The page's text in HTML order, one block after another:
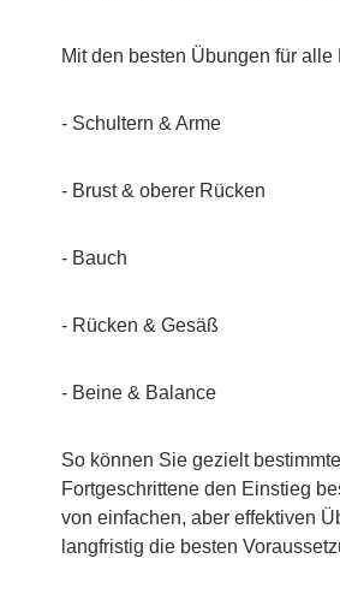
Mit den besten Übungen für alle
- Schultern & Arme
- Brust & oberer Rücken
- Bauch
- Rücken & Gesäß
- Beine & Balance
So können Sie gezielt
Fortgeschrittene den Einstieg
von einfachen, aber effektiven
langfristig die besten